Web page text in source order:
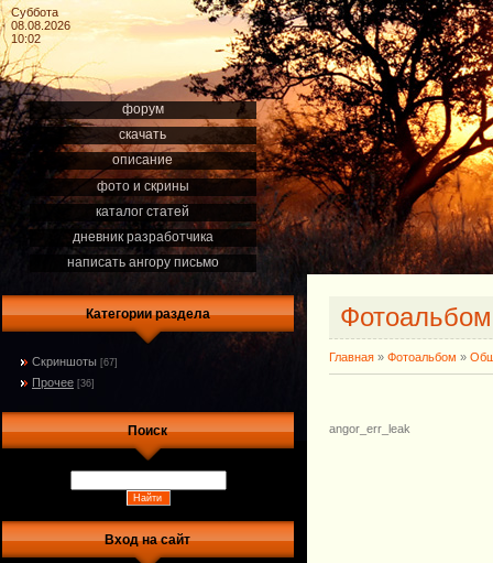
Суббота
08.08.2026
10:02
форум
скачать
описание
фото и скрины
каталог статей
дневник разработчика
написать ангору письмо
Категории раздела
Скриншоты [67]
Прочее [36]
Поиск
Вход на сайт
Фотоальбом
Главная » Фотоальбом »
angor_err_leak